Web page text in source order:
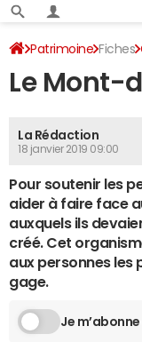
Patrimoine Fiches
Le Mont-
La Rédaction
18 janvier 2019 09:00
Pour soutenir les
aider à faire face
auxquels ils
créé. Cet
aux personnes les
gage.
Je